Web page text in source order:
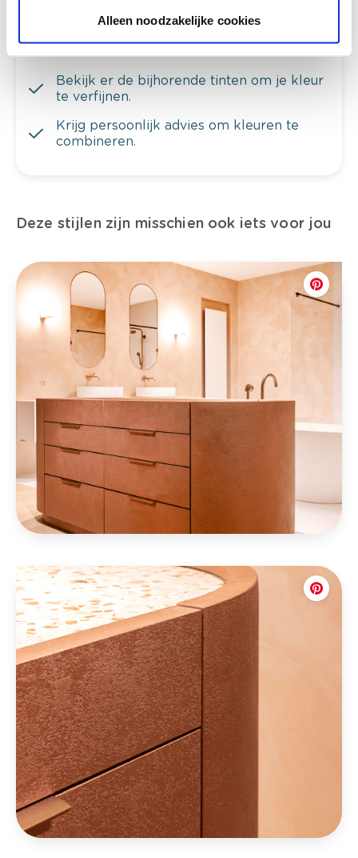
Alleen noodzakelijke cookies
Bekijk je kleur in de winkel
Bekijk er de bijhorende tinten om je kleur
te verfijnen.
Krijg persoonlijk advies om kleuren te
combineren.
Deze stijlen zijn misschien ook iets voor jou